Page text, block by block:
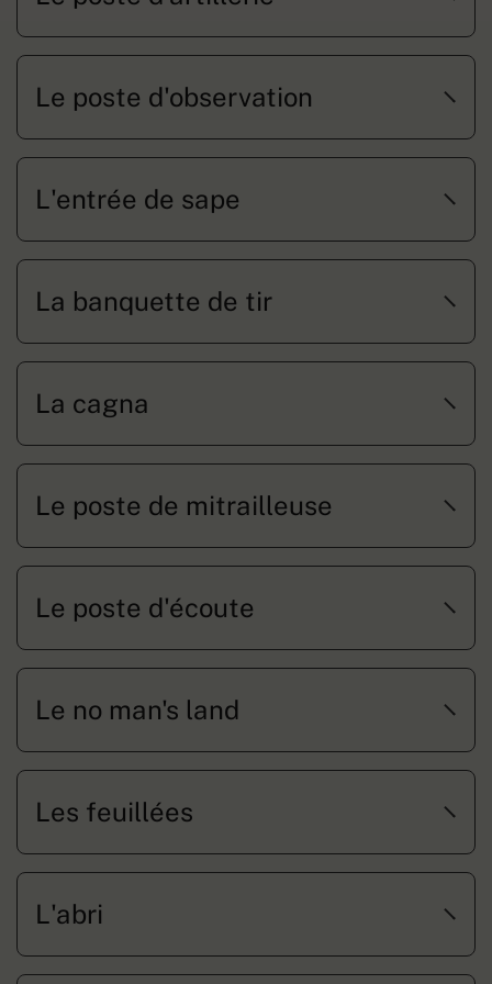
Le poste d'observation
L'entrée de sape
La banquette de tir
La cagna
Le poste de mitrailleuse
Le poste d'écoute
Le no man's land
Les feuillées
L'abri